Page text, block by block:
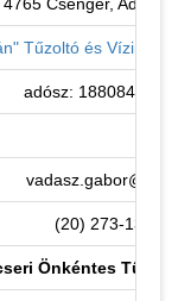
Tűzoltó és
adósz: 18808487-
(20) 273-1373
Önkéntes